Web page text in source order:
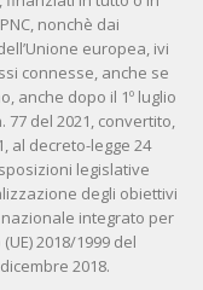
nonchè dai
europea, ivi
connesse, anche se
anche dopo il 1º luglio
77 del 2021, convertito,
al decreto-legge 24
legislative
degli obiettivi
nazionale integrato per
2018/1999 del
2018.